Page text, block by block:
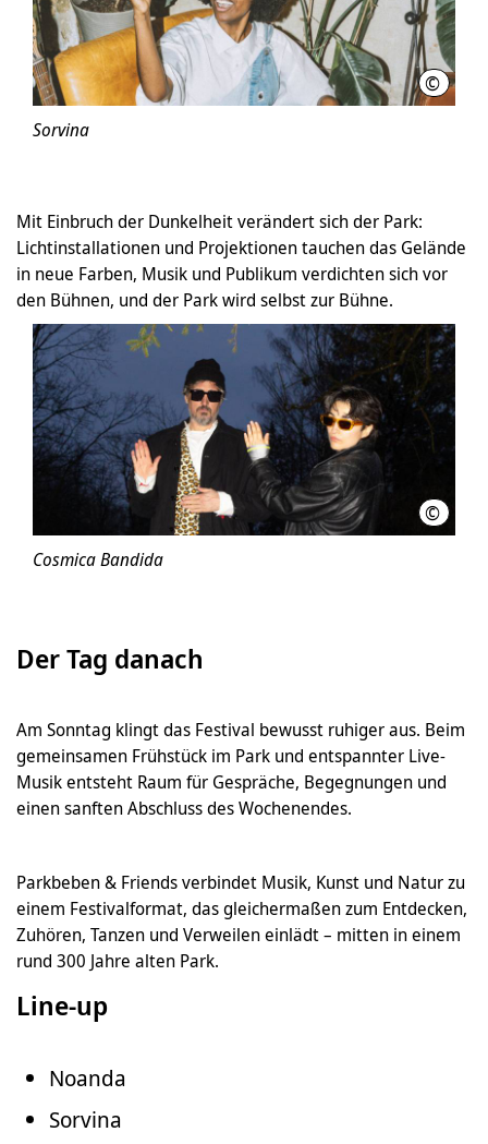
©
Sorvina
Mit Einbruch der Dunkelheit verändert sich der Park:
Lichtinstallationen und Projektionen tauchen das Gelände
in neue Farben, Musik und Publikum verdichten sich vor
den Bühnen, und der Park wird selbst zur Bühne.
© Dino
Cosmica Bandida
Der Tag danach
Am Sonntag klingt das Festival bewusst ruhiger aus. Beim
gemeinsamen Frühstück im Park und entspannter Live-
Musik entsteht Raum für Gespräche, Begegnungen und
einen sanften Abschluss des Wochenendes.
Parkbeben & Friends verbindet Musik, Kunst und Natur zu
einem Festivalformat, das gleichermaßen zum Entdecken,
Zuhören, Tanzen und Verweilen einlädt – mitten in einem
rund 300 Jahre alten Park.
Line-up
Noanda
Sorvina